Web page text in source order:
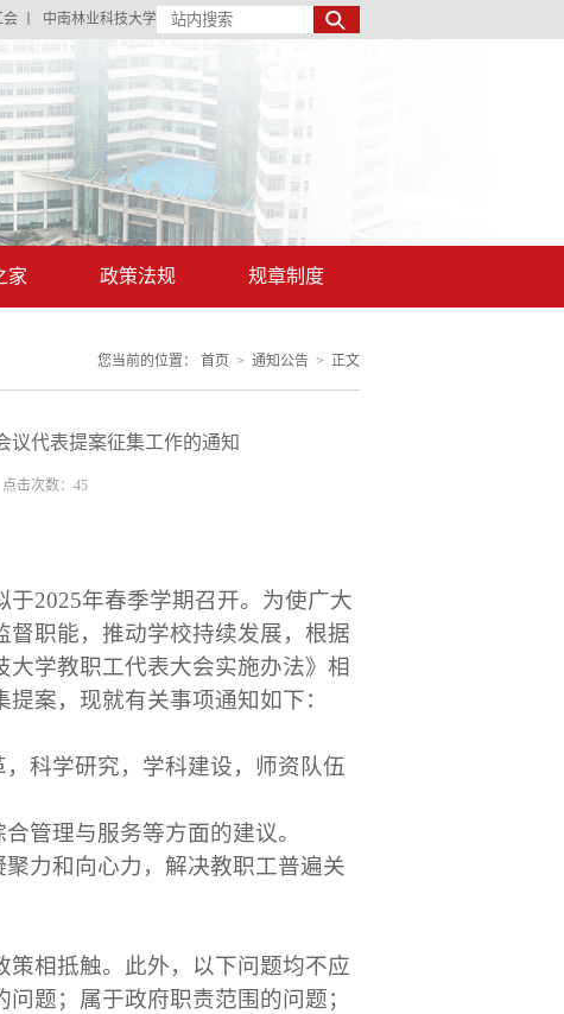
会 中南林业科技大学
家 政策法规 规章制度
您当前的位置： 首页 > 通知公告 > 正文
议代表提案征集工作的通知
击次数： 45
于2025年春季学期召开。为使广大
职能，推动学校持续发展，根据
大学教职工代表大会实施办法》相
案，现就有关事项通知如下：
科学研究，学科建设，师资队伍
管理与服务等方面的建议。
力和向心力，解决教职工普遍关
相抵触。此外，以下问题均不应
题；属于政府职责范围的问题；